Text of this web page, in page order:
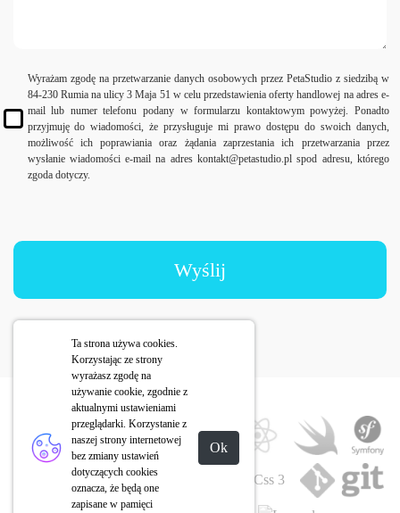
Ta strona używa cookies.
Korzystając ze strony
wyrażasz zgodę na
używanie cookie, zgodnie z
aktualnymi ustawieniami
przeglądarki. Korzystanie z
naszej strony internetowej
bez zmiany ustawień
dotyczących cookies
oznacza, że będą one
zapisane w pamięci
Ok
Wyrażam zgodę na przetwarzanie danych osobowych przez PetaStudio z siedzibą w
84-230 Rumia na ulicy 3 Maja 51 w celu przedstawienia oferty handlowej na adres e-
mail lub numer telefonu podany w formularzu kontaktowym powyżej. Ponadto
przyjmuję do wiadomości, że przysługuje mi prawo dostępu do swoich danych,
możliwość ich poprawiania oraz żądania zaprzestania ich przetwarzania przez
wysłanie wiadomości e-mail na adres kontakt@petastudio.pl spod adresu, którego
zgoda dotyczy.
Wyślij